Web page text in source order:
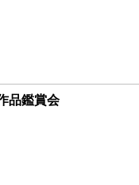
品鑑賞会